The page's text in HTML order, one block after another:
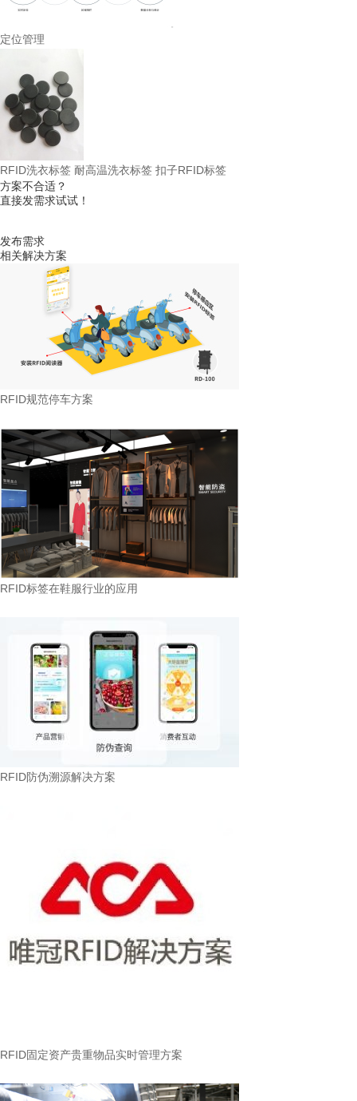
定位管理
RFID洗衣标签 耐高温洗衣标签 扣子RFID标签
方案不合适？
直接发需求试试！
发布需求
相关解决方案
RFID规范停车方案
RFID标签在鞋服行业的应用
RFID防伪溯源解决方案
RFID固定资产贵重物品实时管理方案